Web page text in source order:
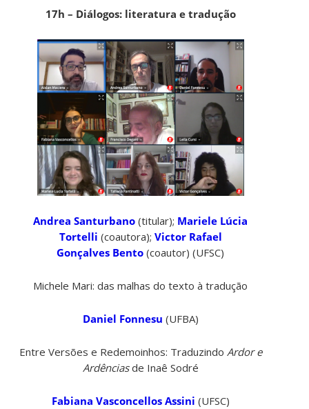
17h – Diálogos: literatura e tradução
Andrea Santurbano (titular); Mariele Lúcia
Tortelli (coautora); Victor Rafael
Gonçalves Bento (coautor) (UFSC)
Michele Mari: das malhas do texto à tradução
Daniel Fonnesu (UFBA)
Entre Versões e Redemoinhos: Traduzindo Ardor e
Ardênciasde Inaê Sodré
Fabiana Vasconcellos Assini (UFSC)